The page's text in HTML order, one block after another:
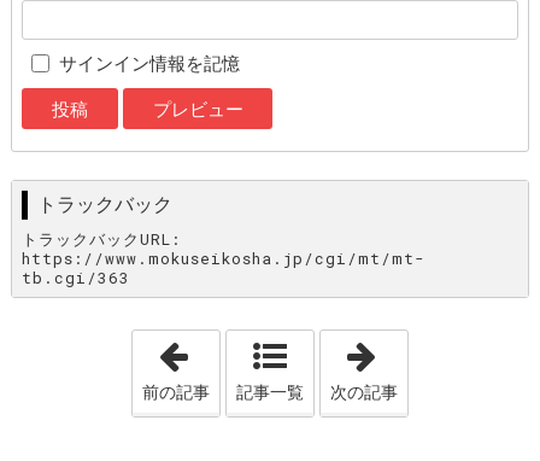
サインイン情報を記憶
トラックバック
トラックバックURL:
https://www.mokuseikosha.jp/cgi/mt/mt-
tb.cgi/363
「感性見学会のお知らせです。」
前の記事 記事一覧 次の記事